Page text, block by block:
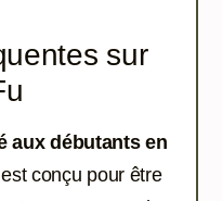
sur
aux débutants en
conçu pour être